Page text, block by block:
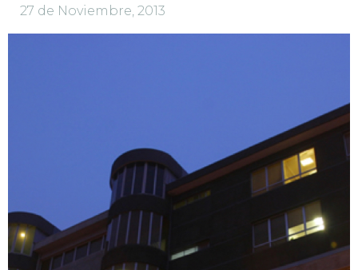
27 de Noviembre, 2013